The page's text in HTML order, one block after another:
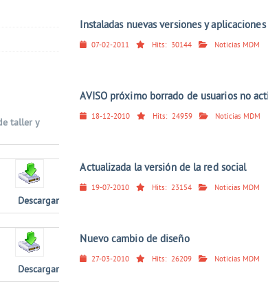
taller y
Descargar
Descargar
Instaladas nuevas versiones y aplicaciones
07-02-2011 Hits: 30144 Noticias MDM
AVISO próximo borrado de usuarios no
18-12-2010 Hits: 24959 Noticias MDM
Actualizada la versión de la red social
19-07-2010 Hits: 23154 Noticias MDM
Nuevo cambio de diseño
27-03-2010 Hits: 26209 Noticias MDM